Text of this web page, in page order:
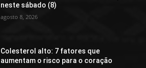
neste sábado (8)
agosto 8, 2026
Colesterol alto: 7 fatores que
aumentam o risco para o coração